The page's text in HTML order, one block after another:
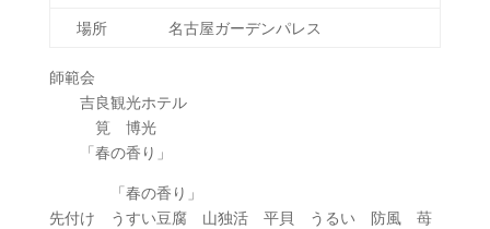
場所
名古屋ガーデンパレス
師範会
吉良観光ホテル
筧 博光
「春の香り」
「春の香り」
先付け うすい豆腐 山独活 平貝 うるい 防風 苺